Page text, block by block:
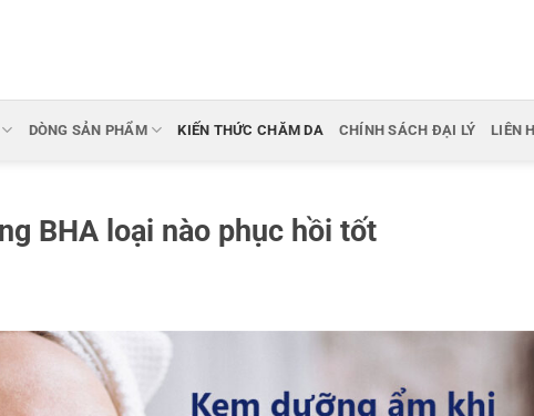
DÒNG SẢN PHẨM KIẾN THỨC CHĂM DA CHÍNH SÁCH ĐẠI LÝ LIÊN
BHA loại nào phục hồi tốt